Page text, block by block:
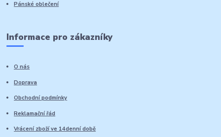
Pánské oblečení
Informace pro zákazníky
O nás
Doprava
Obchodní podmínky
Reklamační řád
Vrácení zboží ve 14denní době